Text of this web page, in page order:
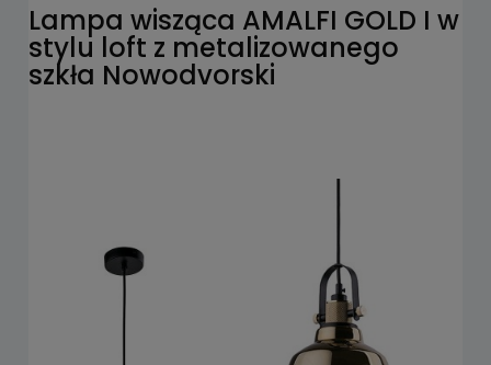
Lampa wisząca AMALFI GOLD I w
stylu loft z metalizowanego
szkła Nowodvorski